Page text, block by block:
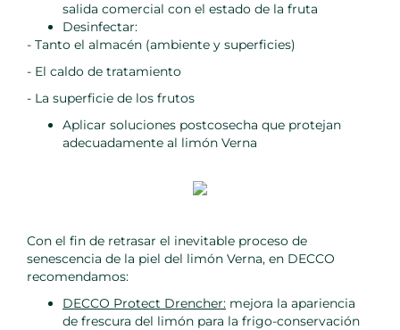
salida comercial con el estado de la fruta
Desinfectar:
- Tanto el almacén (ambiente y superficies)
- El caldo de tratamiento
- La superficie de los frutos
Aplicar soluciones postcosecha que protejan
adecuadamente al limón Verna
Con el fin de retrasar el inevitable proceso de
senescencia de la piel del limón Verna, en DECCO
recomendamos:
DECCO Protect Drencher: mejora la apariencia
de frescura del limón para la frigo-conservación